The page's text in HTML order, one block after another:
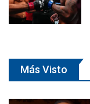
Más Visto